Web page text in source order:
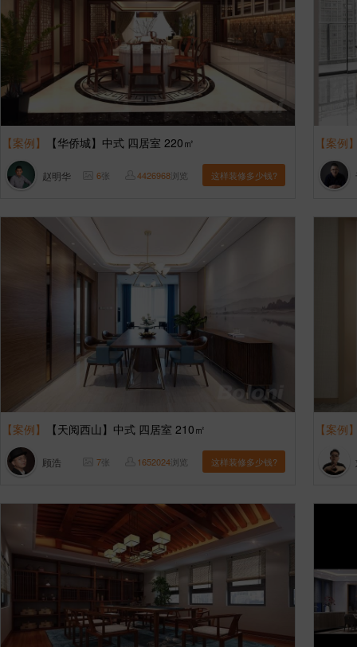
【案例】 【华侨城】中式 四居室 220㎡
赵明华 6张 4426968浏览 这样装修多少钱?
【案例
【案例】 【天阅西山】中式 四居室 210㎡
顾浩 7张 1652024浏览 这样装修多少钱?
【案例